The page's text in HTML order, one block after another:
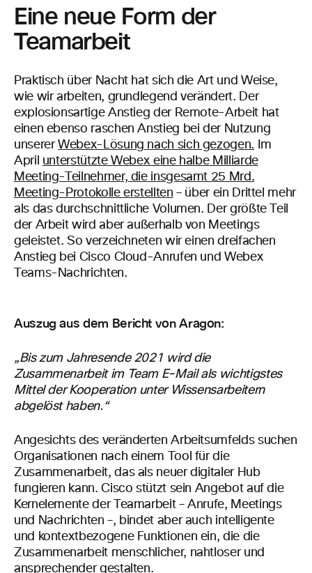
Eine neue Form der
Teamarbeit
Praktisch über Nacht hat sich die Art und Weise,
wie wir arbeiten, grundlegend verändert. Der
explosionsartige Anstieg der Remote-Arbeit hat
einen ebenso raschen Anstieg bei der Nutzung
unsererWebex-Lösung nach sich gezogen. Im
April unterstützte Webex eine halbe Milliarde
Meeting-Teilnehmer, die insgesamt 25 Mrd.
Meeting-Protokolle erstellten – über ein Drittel mehr
als das durchschnittliche Volumen. Der größte Teil
der Arbeit wird aber außerhalb von Meetings
geleistet. So verzeichneten wir einen dreifachen
Anstieg bei Cisco Cloud-Anrufen und Webex
Teams-Nachrichten.
Auszug aus dem Bericht von Aragon:
„Bis zum Jahresende 2021 wird die
Zusammenarbeit im Team E-Mail als wichtigstes
Mittel der Kooperation unter Wissensarbeitern
abgelöst haben.“
Angesichts des veränderten Arbeitsumfelds suchen
Organisationen nach einem Tool für die
Zusammenarbeit, das als neuer digitaler Hub
fungieren kann. Cisco stützt sein Angebot auf die
Kernelemente der Teamarbeit – Anrufe, Meetings
und Nachrichten –, bindet aber auch intelligente
und kontextbezogene Funktionen ein, die die
Zusammenarbeit menschlicher, nahtloser und
ansprechender gestalten.